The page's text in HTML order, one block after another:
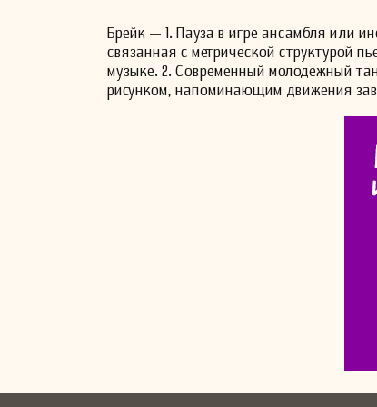
Брейк — 1. Пауза в игре ансамбля или
связанная с метрической структурой
музыке. 2. Современный молодежный
рисунком, напоминающим движения